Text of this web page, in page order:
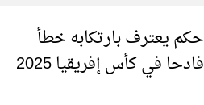
حكم يعترف بارتكابه خطأ
فادحا في كأس إفريقيا 2025